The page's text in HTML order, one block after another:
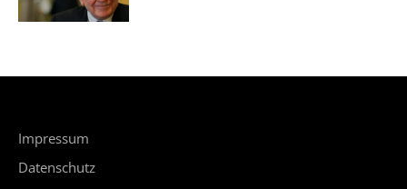
Impressum
Datenschutz